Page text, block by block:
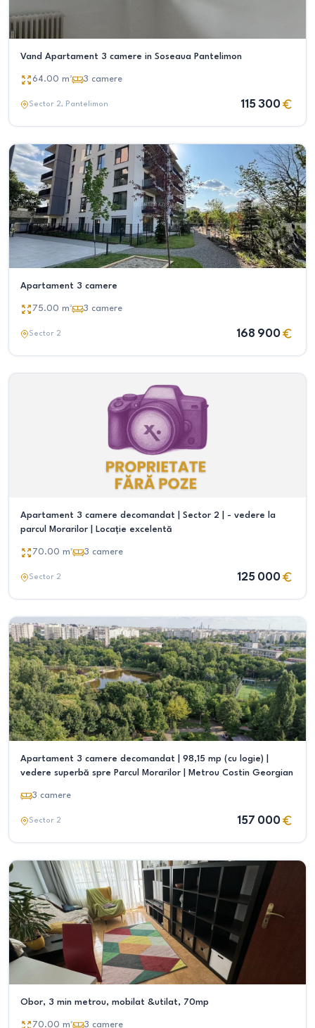
Vand Apartament 3 camere in Soseaua Pantelimon
64.00 m² 3 camere
Sector 2, Pantelimon 115 300
Apartament 3 camere
75.00 m² 3 camere
Sector 2 168 900
Apartament 3 camere decomandat | Sector 2 | - vedere la
parcul Morarilor | Locație excelentă
70.00 m² 3 camere
Sector 2 125 000
Apartament 3 camere decomandat | 98,15 mp (cu logie) |
vedere superbă spre Parcul Morarilor | Metrou Costin Georgian
3 camere
Sector 2 157 000
Obor, 3 min metrou, mobilat &utilat, 70mp
70.00 m² 3 camere